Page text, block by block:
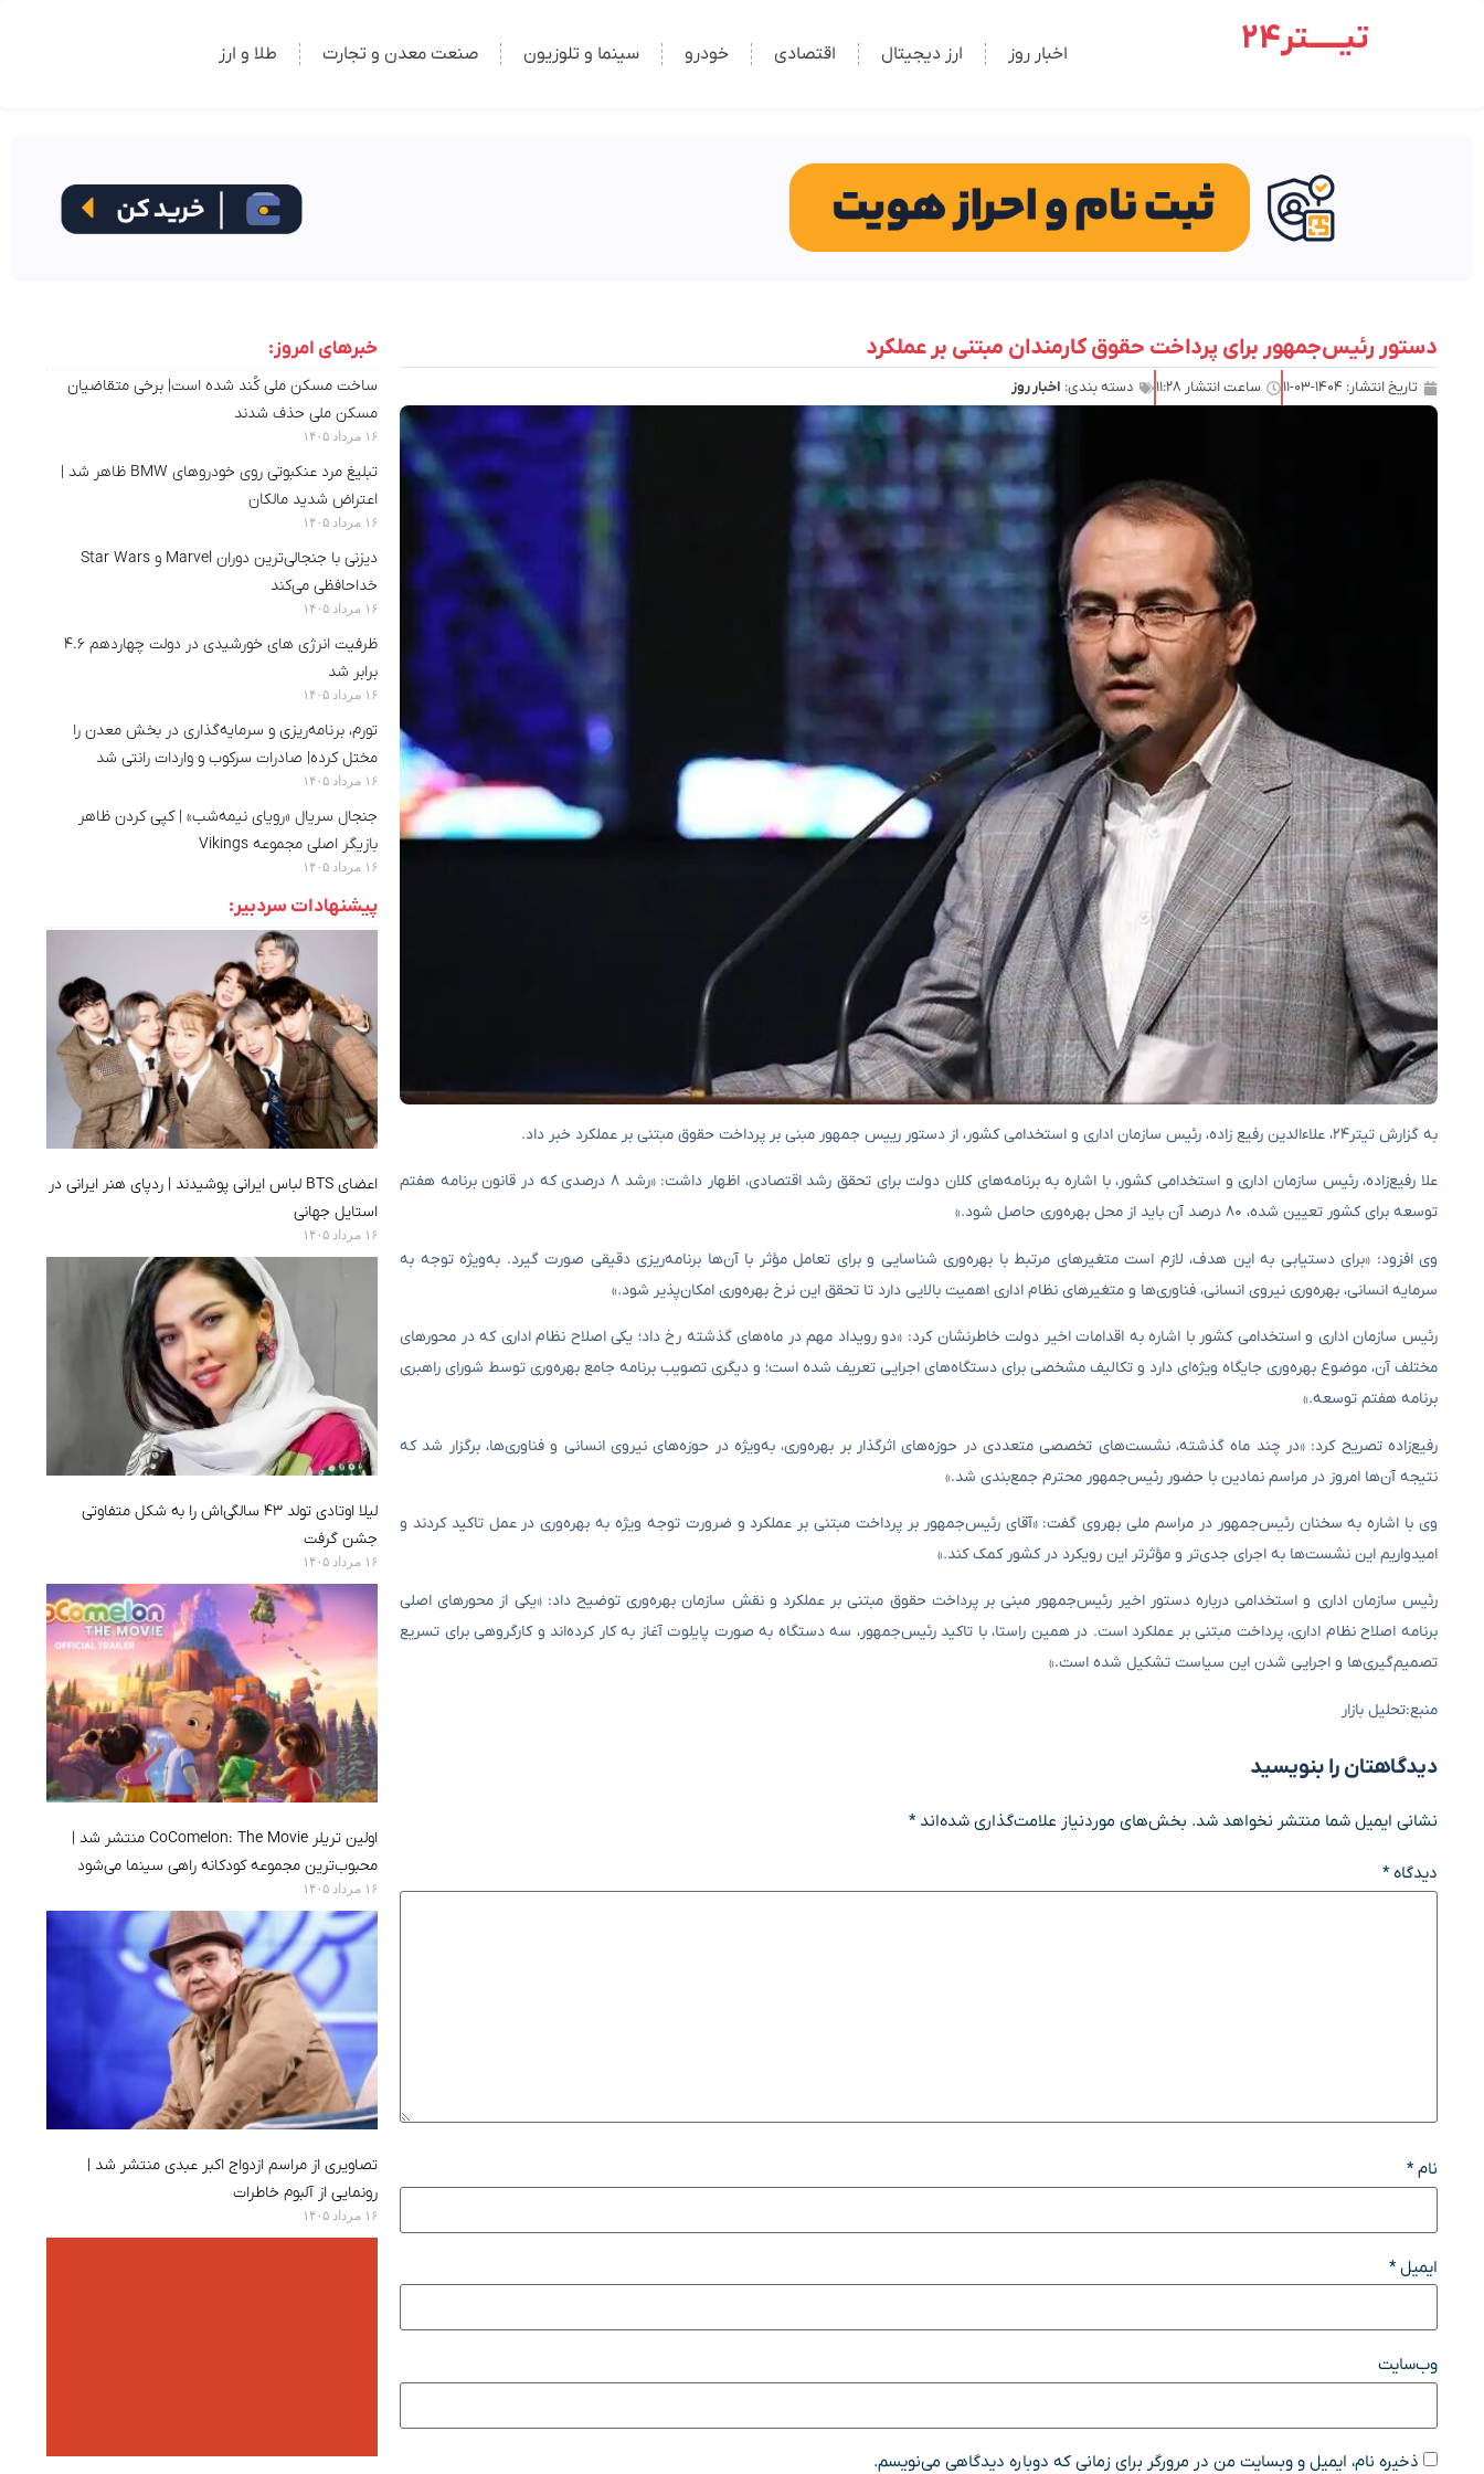
تیـــــتر24 اخبار روز ارز دیجیتال اقتصادی خودرو سینما و تلوزیون صنعت معدن و تجارت طلا و ارز
دستور رئیس‌جمهور برای پرداخت حقوق کارمندان مبتنی‌ بر عملکرد
تاریخ انتشار: ۱۴۰۴-۰۳-۱۱ ساعت انتشار ۱۱:۲۸ دسته بندی: اخبار روز
به گزارش تیتر۲۴، علاء‌الدین رفیع زاده، رئیس سازمان اداری و استخدامی کشور، از دستور رییس جمهور مبنی بر پرداخت حقوق مبتنی بر عملکرد خبر داد.
علا رفیع‌زاده، رئیس سازمان اداری و استخدامی کشور، با اشاره به برنامه‌های کلان دولت برای تحقق رشد اقتصادی، اظهار داشت: «رشد ۸ درصدی که در قانون برنامه هفتم
توسعه برای کشور تعیین شده، ۸۰ درصد آن باید از محل بهره‌وری حاصل شود.»
وی افزود: «برای دستیابی به این هدف، لازم است متغیرهای مرتبط با بهره‌وری شناسایی و برای تعامل مؤثر با آن‌ها برنامه‌ریزی دقیقی صورت گیرد. به‌ویژه توجه به
سرمایه انسانی، بهره‌وری نیروی انسانی، فناوری‌ها و متغیرهای نظام اداری اهمیت بالایی دارد تا تحقق این نرخ بهره‌وری امکان‌پذیر شود.»
رئیس سازمان اداری و استخدامی کشور با اشاره به اقدامات اخیر دولت خاطرنشان کرد: «دو رویداد مهم در ماه‌های گذشته رخ داد؛ یکی اصلاح نظام اداری که در محورهای
مختلف آن، موضوع بهره‌وری جایگاه ویژه‌ای دارد و تکالیف مشخصی برای دستگاه‌های اجرایی تعریف شده است؛ و دیگری تصویب برنامه جامع بهره‌وری توسط شورای راهبری
برنامه هفتم توسعه.»
رفیع‌زاده تصریح کرد: «در چند ماه گذشته، نشست‌های تخصصی متعددی در حوزه‌های اثرگذار بر بهره‌وری، به‌ویژه در حوزه‌های نیروی انسانی و فناوری‌ها، برگزار شد که
نتیجه آن‌ها امروز در مراسم نمادین با حضور رئیس‌جمهور محترم جمع‌بندی شد.»
وی با اشاره به سخنان رئیس‌جمهور در مراسم ملی بهروی گفت: «آقای رئیس‌جمهور بر پرداخت مبتنی بر عملکرد و ضرورت توجه ویژه به بهره‌وری در عمل تاکید کردند و
امیدواریم این نشست‌ها به اجرای جدی‌تر و مؤثرتر این رویکرد در کشور کمک کند.»
رئیس سازمان اداری و استخدامی درباره دستور اخیر رئیس‌جمهور مبنی بر پرداخت حقوق مبتنی بر عملکرد و نقش سازمان بهره‌وری توضیح داد: «یکی از محورهای اصلی
برنامه اصلاح نظام اداری، پرداخت مبتنی بر عملکرد است. در همین راستا، با تاکید رئیس‌جمهور، سه دستگاه به صورت پایلوت آغاز به کار کرده‌اند و کارگروهی برای تسریع
تصمیم‌گیری‌ها و اجرایی شدن این سیاست تشکیل شده است.»
منبع:تحلیل بازار
دیدگاهتان را بنویسید
نشانی ایمیل شما منتشر نخواهد شد. بخش‌های موردنیاز علامت‌گذاری شده‌اند*
دیدگاه*
نام*
ایمیل*
وب‌سایت
ذخیره نام، ایمیل و وبسایت من در مرورگر برای زمانی که دوباره دیدگاهی می‌نویسم.
خبرهای امروز:
ساخت مسکن ملی کُند شده است| برخی متقاضیان
مسکن ملی حذف شدند
۱۶ مرداد ۱۴۰۵
تبلیغ مرد عنکبوتی روی خودروهای BMW ظاهر شد |
اعتراض شدید مالکان
۱۶ مرداد ۱۴۰۵
دیزنی با جنجالی‌ترین دوران Marvel و Star Wars
خداحافظی می‌کند
۱۶ مرداد ۱۴۰۵
ظرفیت انرژی های خورشیدی در دولت چهاردهم ۴.۶
برابر شد
۱۶ مرداد ۱۴۰۵
تورم، برنامه‌ریزی و سرمایه‌گذاری در بخش معدن را
مختل کرده| صادرات سرکوب و واردات رانتی شد
۱۶ مرداد ۱۴۰۵
جنجال سریال «رویای نیمه‌شب» | کپی کردن ظاهر
بازیگر اصلی مجموعه Vikings
۱۶ مرداد ۱۴۰۵
پیشنهادات سردبیر:
اعضای BTS لباس ایرانی پوشیدند | ردپای هنر ایرانی در
استایل جهانی
۱۶ مرداد ۱۴۰۵
لیلا اوتادی تولد ۴۳ سالگی‌اش را به شکل متفاوتی
جشن گرفت
۱۶ مرداد ۱۴۰۵
اولین تریلر CoComelon: The Movie منتشر شد |
محبوب‌ترین مجموعه کودکانه راهی سینما می‌شود
۱۶ مرداد ۱۴۰۵
تصاویری از مراسم ازدواج اکبر عبدی منتشر شد |
رونمایی از آلبوم خاطرات
۱۶ مرداد ۱۴۰۵